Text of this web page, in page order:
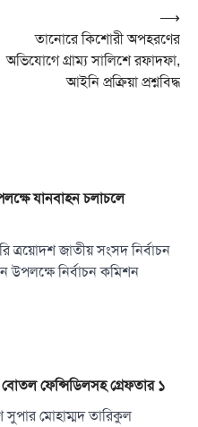
তানোরে কিশোরী অপহরণের
অভিযোগে গ্রাম্য সালিশে রফাদফা,
আইনি প্রক্রিয়া প্রশ্নবিদ্ধ
⟶
যানবাহন চলাচলে
ত্রয়োদশ জাতীয় সংসদ নির্বাচন
উপলক্ষে নির্বাচন কমিশন
ফেন্সিডিলসহ গ্রেফতার ১
সুপার মোহাম্মদ তারিকুল